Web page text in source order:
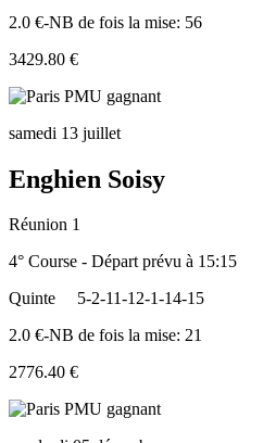
2.0 €-NB de fois la mise: 56
3429.80 €
samedi 13 juillet
Enghien Soisy
Réunion 1
4° Course - Départ prévu à 15:15
Quinte
5-2-11-12-1-14-15
2.0 €-NB de fois la mise: 21
2776.40 €